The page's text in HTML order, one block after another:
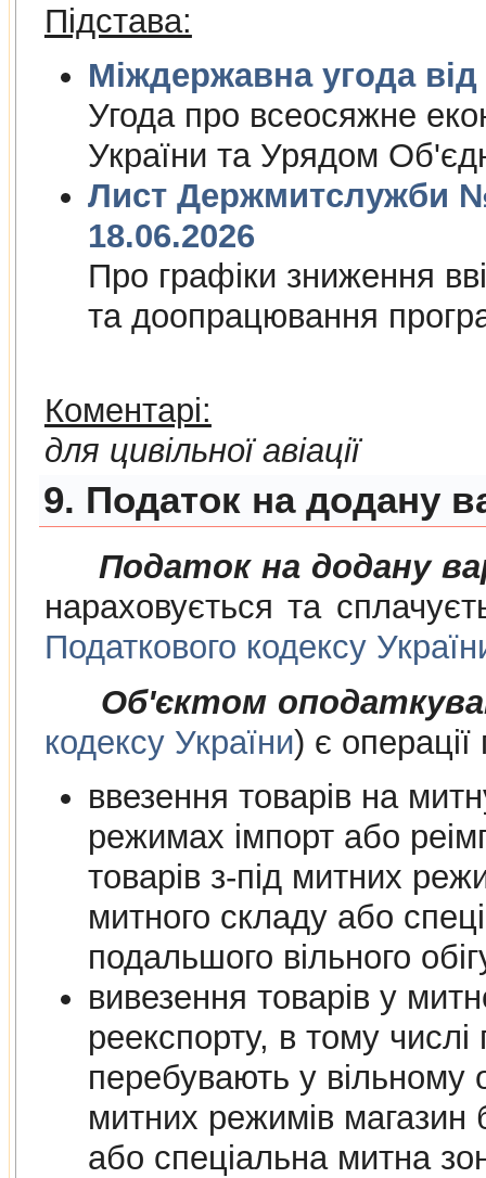
Підстава:
Угода про всеосяжне
України та Урядом
Лист Держмитслужби №
18.06.2026
Про графiки зниження
та доопрацювання
Коментарі:
для цивільної авіації
9. Податок на додану
Податок на додану
нараховується та
Податкового кодексу
Об'єктом
кодексу України) є операції
ввезення товарів на митну
режимах імпорт або реімпорт,
товарів з-під митних режимів
митного складу або спеціальної митної зони для їх
подальшого
вивезення товарів у
реекспорту, в тому числі
перебувають у вільному обігу
митних режимів магазин безмитної
або спеціальна митна